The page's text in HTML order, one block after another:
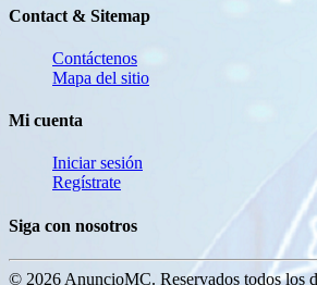
Contact & Sitemap
Contáctenos
Mapa del sitio
Mi cuenta
Iniciar sesión
Regístrate
Siga con nosotros
© 2026 AnuncioMC. Reservados todos los